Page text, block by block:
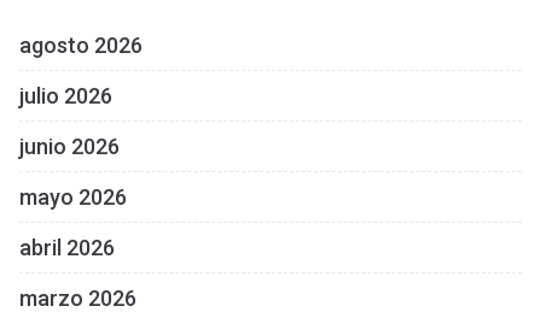
agosto 2026
julio 2026
junio 2026
mayo 2026
abril 2026
marzo 2026